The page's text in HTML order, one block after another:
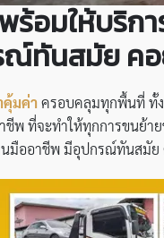
ร้อมให้บริก
ทันสมัย คอ
คุ้มค่าครอบคลุมทุกพื้นที่ ทั้ง
ชีพ ที่จะทำให้ทุกการขนย้า
นมืออาชีพ มีอุปกรณ์ทันสมั